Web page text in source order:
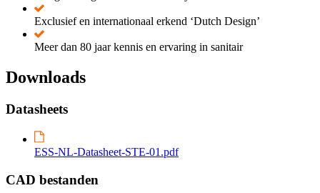
Exclusief en internationaal erkend ‘Dutch Design’
Meer dan 80 jaar kennis en ervaring in sanitair
Downloads
Datasheets
ESS-NL-Datasheet-STE-01.pdf
CAD bestanden